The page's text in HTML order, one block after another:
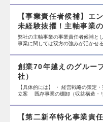
【事業責任者候補】エ
未経験抜擢！主軸事業
弊社の主軸事業の事業責任者候補と
事業に関しては双方の強みが活かせ
創業70年越えのグルー
社）
【具体的には】 ・ 経営戦略の策
立案 既存事業の棚卸（収益構造
【第二新卒特化事業責